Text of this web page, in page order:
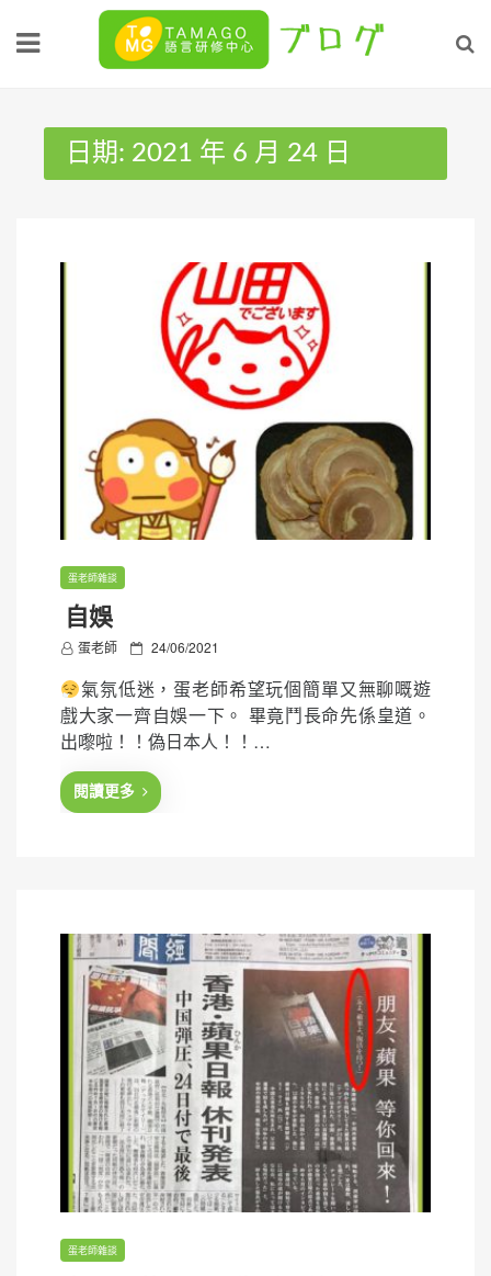
日期: 2021 年 6 月 24 日
蛋老師雜談
自娛
蛋老師
P
s
t
d
24/06/2021
氣氛低迷，蛋老師希望玩個簡單又無聊嘅遊
戲大家一齊自娛一下。 畢竟鬥長命先係皇道。
出嚟啦！！偽日本人！！…
閱讀更多
蛋老師雜談